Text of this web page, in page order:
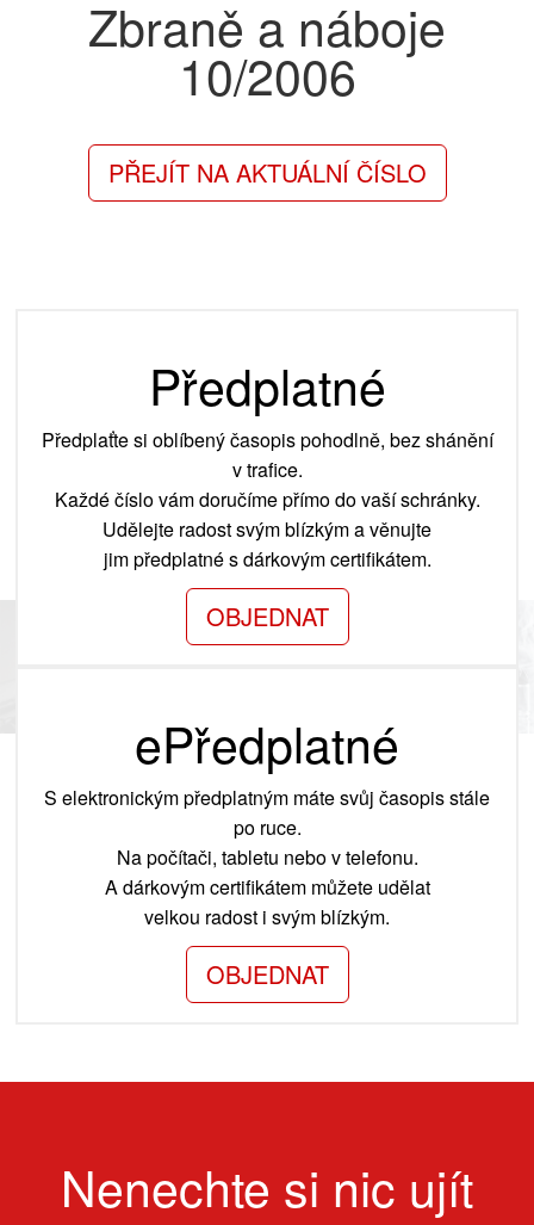
Zbraně a náboje
10/2006
PŘEJÍT NA AKTUÁLNÍ ČÍSLO
Předplatné
Předplaťte si oblíbený časopis pohodlně, bez shánění
v trafice.
Každé číslo vám doručíme přímo do vaší schránky.
Udělejte radost svým blízkým a věnujte
jim předplatné s dárkovým certifikátem.
OBJEDNAT
ePředplatné
S elektronickým předplatným máte svůj časopis stále
po ruce.
Na počítači, tabletu nebo v telefonu.
A dárkovým certifikátem můžete udělat
velkou radost i svým blízkým.
OBJEDNAT
Nenechte si nic ujít